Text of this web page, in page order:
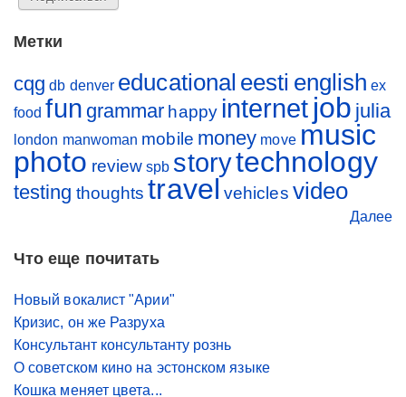
Метки
cqg db denver educational eesti english ex
food fun grammar happy internet job julia
london manwoman mobile money move music
photo review spb storytechnology
testing thoughts travel vehicles video
Далее
Что еще почитать
Новый вокалист "Арии"
Кризис, он же Разруха
Консультант консультанту рознь
О советском кино на эстонском языке
Кошка меняет цвета...